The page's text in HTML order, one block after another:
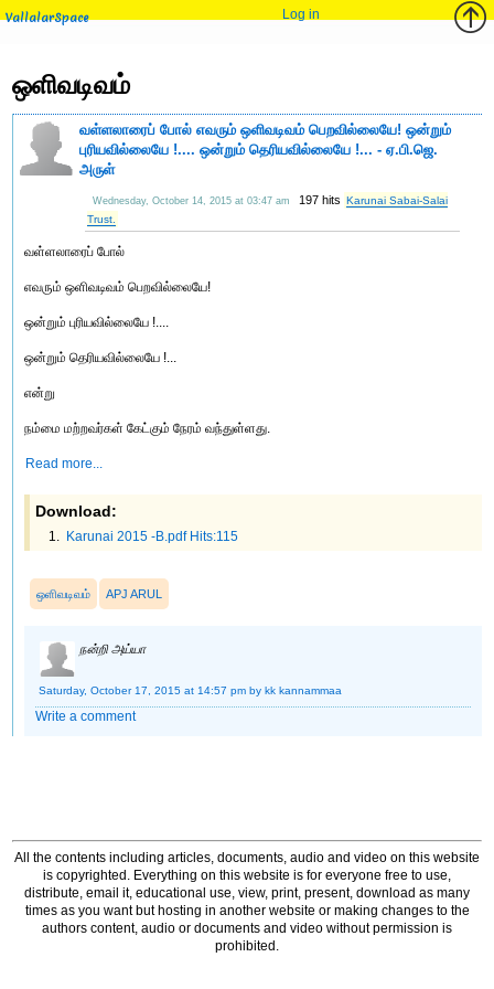
VallalarSpace Log in
ஒளிவடிவம்
வள்ளலாரைப் போல் எவரும் ஒளிவடிவம் பெறவில்லையே! ஒன்றும்
புரியவில்லையே !.... ஒன்றும் தெரியவில்லையே !... - ஏ.பி.ஜெ.
அருள்
Wednesday, October 14, 2015 at 03:47 am 197 hits Karunai Sabai-Salai
Trust.
வள்ளலாரைப் போல்
எவரும் ஒளிவடிவம் பெறவில்லையே!
ஒன்றும் புரியவில்லையே !....
ஒன்றும் தெரியவில்லையே !...
என்று
நம்மை மற்றவர்கள் கேட்கும் நேரம் வந்துள்ளது.
Read more...
Download:
Karunai 2015 -B.pdf Hits:115
ஒளிவடிவம் APJ ARUL
நன்றி அய்யா
Saturday, October 17, 2015 at 14:57 pm by kk kannammaa
Write a comment
All the contents including articles, documents, audio and video on this website
is copyrighted. Everything on this website is for everyone free to use,
distribute, email it, educational use, view, print, present, download as many
times as you want but hosting in another website or making changes to the
authors content, audio or documents and video without permission is
prohibited.